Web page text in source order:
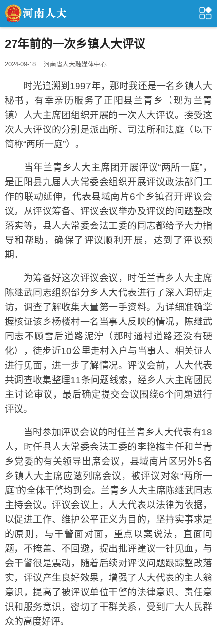
27年前的一次乡镇人大评议
2024-09-18 河南省人大融媒体中心
时光追溯到1997年，那时我还是一名乡镇人大
秘书，有幸亲历服务了正阳县兰青乡（现为兰青
镇）人大主席团组织开展的一次人大评议。接受这
次人大评议的分别是派出所、司法所和法庭（以下
简称“两所一庭”）。
当年兰青乡人大主席团开展评议“两所一庭”，
是正阳县九届人大常委会组织开展评议政法部门工
作的联动延伸，代表县域南片6个乡镇召开评议会
议。从评议筹备、评议会议举办及评议的问题整改
落实等，县人大常委会法工委的同志都给予大力指
导和帮助，确保了评议顺利开展，达到了评议预
期。
为筹备好这次评议会议，时任兰青乡人大主席
陈继武同志组织部分乡人大代表进行了深入调研走
访，调查了解收集大量第一手资料。为详细准确掌
握核证该乡杨楼村一名当事人反映的情况，陈继武
同志不顾雪后道路泥泞（那时通村道路还没有硬
化），徒步近10公里走村入户与当事人、相关证人
进行见面，进一步了解情况。评议会前，人大代表
共调查收集整理11条问题线索，经乡人大主席团民
主讨论审议，最后确定提交会议围绕6个问题进行
评议。
当时参加评议会议的时任兰青乡人大代表有18
人，时任县人大常委会法工委的李艳梅主任和兰青
乡党委的有关领导出席会议，县域南片区另外5名
乡镇人大主席应邀列席会议，被评议对象“两所一
庭”的全体干警均到会。兰青乡人大主席陈继武同志
主持会议。评议会议上，人大代表以法律为依据，
以促进工作、维护公平正义为目的，坚持实事求是
的原则，与干警面对面，重点以案说法，直面问
题，不掩盖、不回避，提出批评建议一针见血，与
会干警很是震动，随着后续对评议问题跟踪整改落
实，评议产生良好效果，增强了人大代表的主人翁
意识，提高了被评议单位干警的法律意识、责任意
识和服务意识，密切了干群关系，受到广大人民群
众的高度好评。